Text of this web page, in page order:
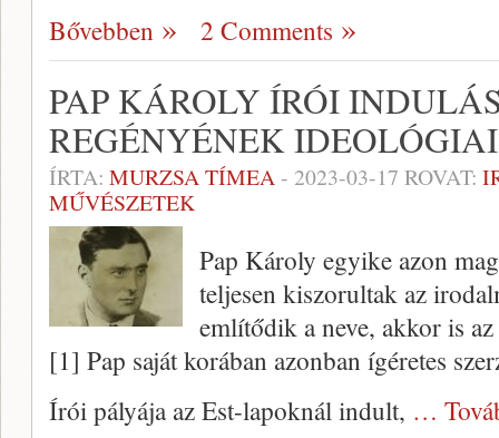
Bővebben 2 Comments
PAP KÁROLY ÍRÓI
REGÉNYÉNEK
ÍRTA: MURZSA TÍMEA- 2023-03-17 ROVAT:
MŰVÉSZETEK
Pap Károly egyike azon
teljesen kiszorultak az
említődik a neve, akkor is
[1] Pap saját korában azonban ígéretes
Írói pályája az Est-lapoknál indult, …